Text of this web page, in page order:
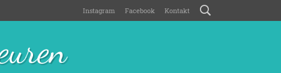
Instagram Facebook Kontakt